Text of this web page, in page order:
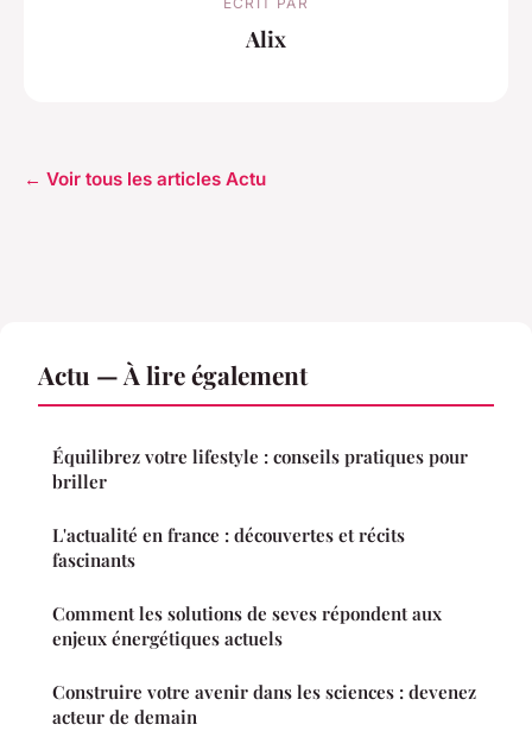
Alix
← Voir tous les articles Actu
Actu — À lire également
Équilibrez votre lifestyle : conseils pratiques pour
briller
L'actualité en france : découvertes et récits
fascinants
Comment les solutions de seves répondent aux
enjeux énergétiques actuels
Construire votre avenir dans les sciences : devenez
acteur de demain